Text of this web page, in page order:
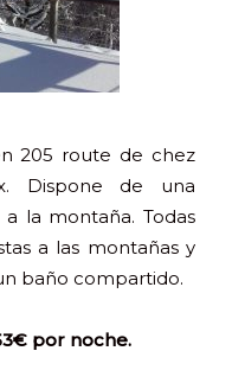
205 route de chez
Dispone de una
la montaña. Todas
a las montañas y
baño compartido.
por noche.